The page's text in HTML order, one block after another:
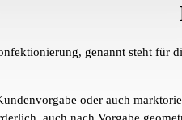
genannt steht für
oder auch